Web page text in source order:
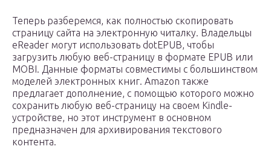
Теперь разберемся, как полностью скопировать
страницу сайта на электронную читалку. Владельцы
eReader могут использовать dotEPUB, чтобы
загрузить любую веб-страницу в формате EPUB или
MOBI. Данные форматы совместимы с большинством
моделей электронных книг. Amazon также
предлагает дополнение, с помощью которого можно
сохранить любую веб-страницу на своем Kindle-
устройстве, но этот инструмент в основном
предназначен для архивирования текстового
контента.